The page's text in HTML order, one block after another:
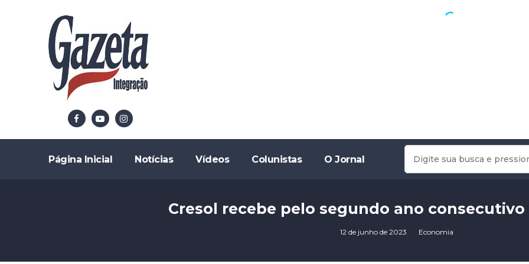
Página Inicial Notícias Vídeos Colunistas O Jornal
Cresol recebe pelo segundo ano
12 de junho de 2023 Economia